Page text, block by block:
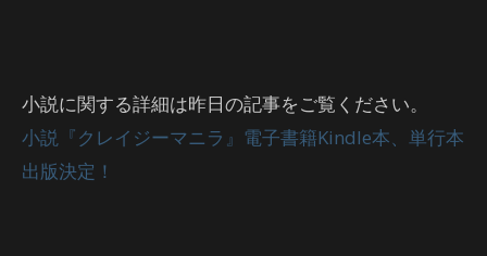
小説に関する詳細は昨日の記事をご覧ください。
小説『クレイジーマニラ』電子書籍Kindle本、単行本
出版決定！